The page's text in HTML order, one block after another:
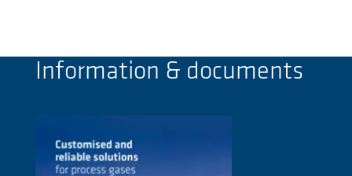
Information & documents